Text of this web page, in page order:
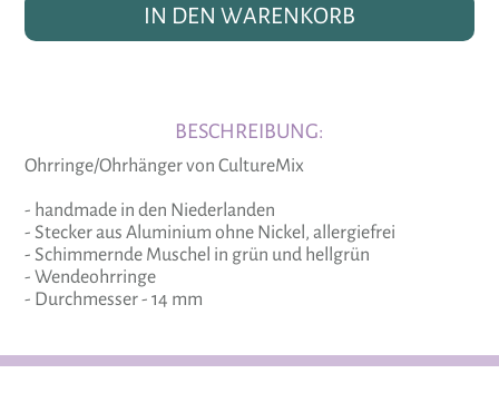
IN DEN WARENKORB
BESCHREIBUNG:
Ohrringe/Ohrhänger von CultureMix
- handmade in den Niederlanden
- Stecker aus Aluminium ohne Nickel, allergiefrei
- Schimmernde Muschel in grün und hellgrün
- Wendeohrringe
- Durchmesser - 14 mm